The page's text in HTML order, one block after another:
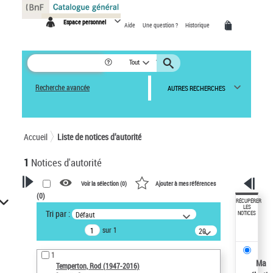
Espace personnel Aide Une question ? Historique
Tout
Recherche avancée AUTRES RECHERCHES
Accueil Liste de notices d’autorité
1 Notices d'autorité
VOTRE RECHERCHE
Recherche avancée dans les
notices d’autorité
Œuvres liées à l'auteur :
Temperton, Rod (1947-2016)
Voir la sélection (0) Ajouter à mes références
(0)
Tri par : Défaut
sur 1
20
résultats/page
1
Temperton, Rod (1947-2016)
RÉCUPÉRER
LES
NOTICES
Ma
Panneau de gestion des cookies